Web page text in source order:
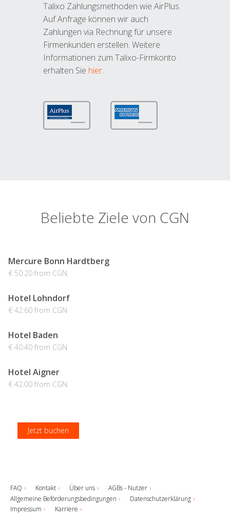
Talixo Zahlungsmethoden wie AirPlus.
Auf Anfrage können wir auch
Zahlungen via Rechnung für unsere
Firmenkunden erstellen. Weitere
Informationen zum Talixo-Firmkonto
erhalten Sie hier.
Beliebte Ziele von CGN
Mercure Bonn Hardtberg
€ 50.20 from CGN
Jetzt buchen
Hotel Lohndorf
€ 42.60 from CGN
Jetzt buchen
Hotel Baden
€ 40.40 from CGN
Jetzt buchen
Hotel Aigner
€ 42.00 from CGN
Jetzt buchen
FAQ Kontakt Über uns
AGBs - Nutzer
Allgemeine Beförderungsbedingungen
Datenschutzerklärung
Impressum
Karriere